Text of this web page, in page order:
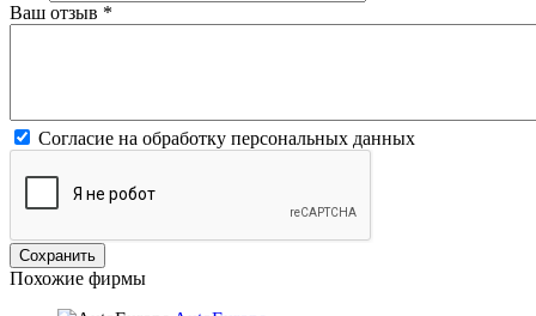
Ваш отзыв *
Согласие на обработку персональных данных
Похожие фирмы